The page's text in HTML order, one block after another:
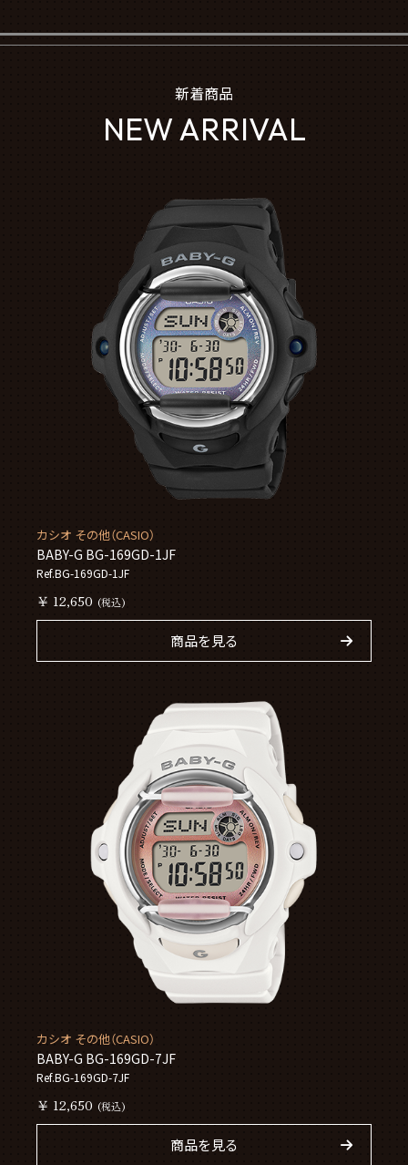
新着商品
NEW ARRIVAL
カシオ その他（CASIO）
BABY-G BG-169GD-1JF
Ref.BG-169GD-1JF
￥ 12,650 (税込)
商品を見る
カシオ その他（CASIO）
BABY-G BG-169GD-7JF
Ref.BG-169GD-7JF
￥ 12,650 (税込)
商品を見る